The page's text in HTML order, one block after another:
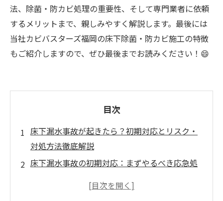
法、除菌・防カビ処理の重要性、そして専門業者に依頼
するメリットまで、親しみやすく解説します。最後には
当社カビバスターズ福岡の床下除菌・防カビ施工の特徴
もご紹介しますので、ぜひ最後までお読みください！😄
目次
床下漏水事故が起きたら？初期対応とリスク・
対処方法徹底解説
床下漏水事故の初期対応：まずやるべき応急処
床下が水浸しに…放置すると何が起きる？怖い4